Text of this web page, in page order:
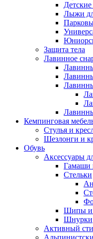
Лыжи
Защита тела
Лавинное
Кемпинговая
Стулья и
Шезлонги и
Обувь
Аксессуары
Гамаши
Стельки
Шипы и
Шнурки
Активный